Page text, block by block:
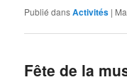
Publié dansActivités |
Fête de la